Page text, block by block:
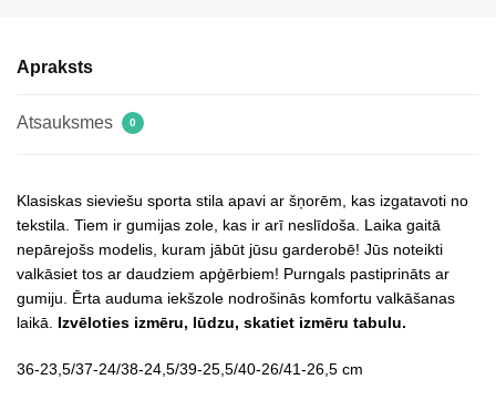
Apraksts
Atsauksmes 0
Klasiskas sieviešu sporta stila apavi ar šņorēm, kas izgatavoti no
tekstila. Tiem ir gumijas zole, kas ir arī neslīdoša. Laika gaitā
nepārejošs modelis, kuram jābūt jūsu garderobē! Jūs noteikti
valkāsiet tos ar daudziem apģērbiem! Purngals pastiprināts ar
gumiju. Ērta auduma iekšzole nodrošinās komfortu valkāšanas
laikā. Izvēloties izmēru, lūdzu, skatiet izmēru tabulu.
36-23,5/37-24/38-24,5/39-25,5/40-26/41-26,5 cm